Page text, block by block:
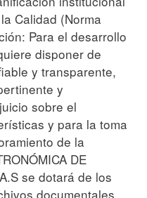
Calidad (Norma
Para el desarrollo
disponer de
y transparente,
y
sobre el
y para la toma
de la
DE
se dotará de los
documentales